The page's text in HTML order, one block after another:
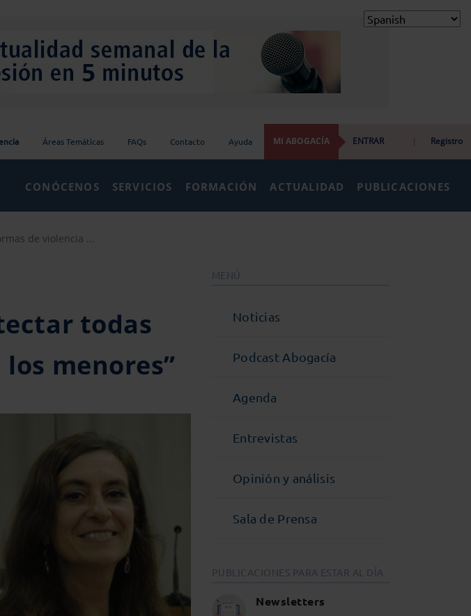
Áreas Temáticas FAQs Contacto Ayuda MI ABOGACÍA ENTRAR | Registro
CONÓCENOS SERVICIOS FORMACIÓN ACTUALIDAD PUBLICACIONES
de violencia ...
todas
menores”
MENÚ
Noticias
Podcast Abogacía
Agenda
Entrevistas
Opinión y análisis
Sala de Prensa
PUBLICACIONES PARA ESTAR AL DÍA
Newsletters